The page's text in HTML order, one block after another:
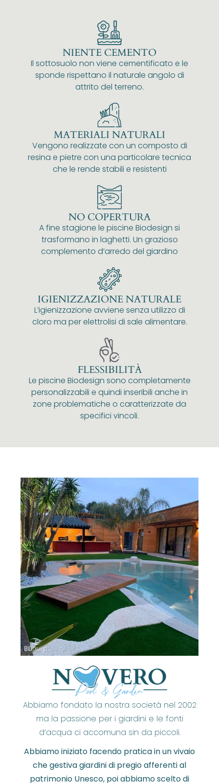
NIENTE CEMENTO
Il sottosuolo non viene cementificato e le
sponde rispettano il naturale angolo di
attrito del terreno.
MATERIALI NATURALI
Vengono realizzate con un composto di
resina e pietre con una particolare tecnica
che le rende stabili e resistenti
NO COPERTURA
A fine stagione le piscine Biodesign si
trasformano in laghetti. Un grazioso
complemento d’arredo del giardino
IGIENIZZAZIONE NATURALE
L’igienizzazione avviene senza utilizzo di
cloro ma per elettrolisi di sale alimentare.
FLESSIBILITÀ
Le piscine Biodesign sono completamente
personalizzabili e quindi inseribili anche in
zone problematiche o caratterizzate da
specifici vincoli.
Abbiamo fondato la nostra società nel 2002
ma la passione per i giardini e le fonti
d’acqua ci accomuna sin da piccoli.
Abbiamo iniziato facendo pratica in un vivaio
che gestiva giardini di pregio afferenti al
patrimonio Unesco, poi abbiamo scelto di